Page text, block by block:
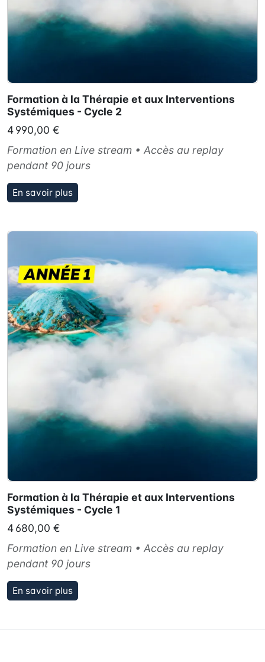
Formation à la Thérapie et aux Interventions
Systémiques - Cycle 2
4 990,00 €
Formation en Live stream • Accès au replay
pendant 90 jours
En savoir plus
Formation à la Thérapie et aux Interventions
Systémiques - Cycle 1
4 680,00 €
Formation en Live stream • Accès au replay
pendant 90 jours
En savoir plus